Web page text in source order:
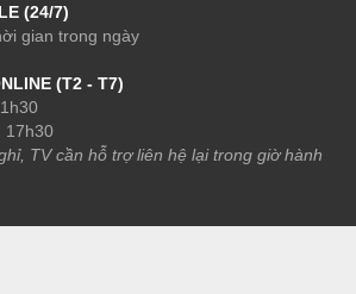
(24/7)
gian trong ngày
(T2 - T7)
17h30
TV cần hỗ trợ liên hệ lại trong giờ hành